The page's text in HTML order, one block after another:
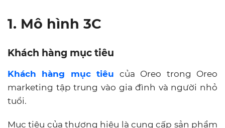
1. Mô hình 3C
Khách hàng mục tiêu
Khách hàng mục tiêu của Oreo trong Oreo
marketing tập trung vào gia đình và người nhỏ
tuổi.
Mục tiêu của thương hiệu là cung cấp sản phẩm